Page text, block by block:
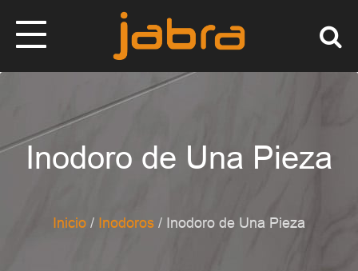
Inodoro de Una Pieza
Inicio / Inodoros / Inodoro de Una Pieza